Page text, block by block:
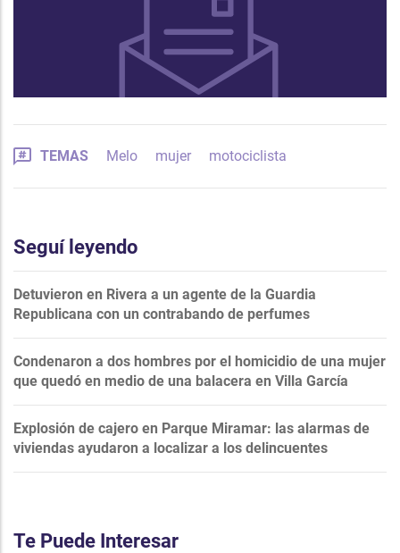
TEMAS Melo mujer motociclista
Seguí leyendo
Detuvieron en Rivera a un agente de la Guardia
Republicana con un contrabando de perfumes
Condenaron a dos hombres por el homicidio de una mujer
que quedó en medio de una balacera en Villa García
Explosión de cajero en Parque Miramar: las alarmas de
viviendas ayudaron a localizar a los delincuentes
Te Puede Interesar